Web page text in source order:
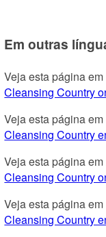
Em outras
Veja esta página
Cleansing Country
Veja esta página em
Cleansing Country
Veja esta página
Cleansing Country
Veja esta página
Cleansing Country